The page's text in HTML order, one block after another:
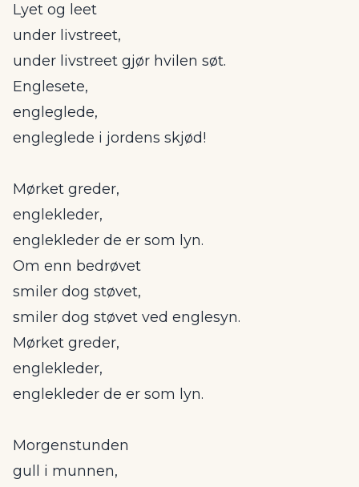
Lyet og leet
under livstreet,
under livstreet gjør hvilen søt.
Englesete,
engleglede,
engleglede i jordens skjød!
Mørket greder,
englekleder,
englekleder de er som lyn.
Om enn bedrøvet
smiler dog støvet,
smiler dog støvet ved englesyn.
Mørket greder,
englekleder,
englekleder de er som lyn.
Morgenstunden
gull i munnen,